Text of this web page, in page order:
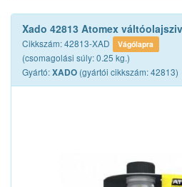
Xado 42813 Atomex
Cikkszám: 42813-XAD Vágólapra
(csomagolási súly: 0.25 kg.)
Gyártó:XADO (gyártói cikkszám: 42813)